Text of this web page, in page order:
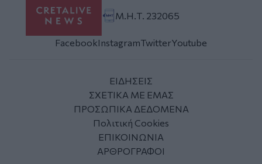
Μ.Η.Τ. 232065
FacebookInstagramTwitterYoutube
ΕΙΔΗΣΕΙΣ
ΣΧΕΤΙΚΑ ΜΕ ΕΜΑΣ
ΠΡΟΣΩΠΙΚΑ ΔΕΔΟΜΕΝΑ
Πολιτική Cookies
ΕΠΙΚΟΙΝΩΝΙΑ
ΑΡΘΡΟΓΡΑΦΟΙ